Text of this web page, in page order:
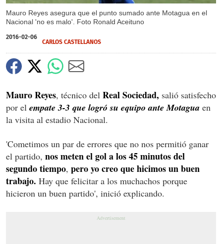
Mauro Reyes asegura que el punto sumado ante Motagua en el
Nacional 'no es malo'. Foto Ronald Aceituno
2016-02-06
CARLOS CASTELLANOS
Mauro Reyes, técnico del Real Sociedad, salió satisfecho
por el empate 3-3 que logró su equipo ante Motagua en
la visita al estadio Nacional.
'Cometimos un par de errores que no nos permitió ganar
el partido, nos meten el gol a los 45 minutos del
segundo tiempo, pero yo creo que hicimos un buen
trabajo. Hay que felicitar a los muchachos porque
hicieron un buen partido', inició explicando.